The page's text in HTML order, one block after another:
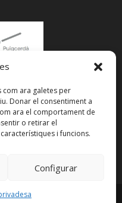
com ara galetes per
Donar el consentiment a
ara el comportament de
o retirar el
i funcions.
Configurar